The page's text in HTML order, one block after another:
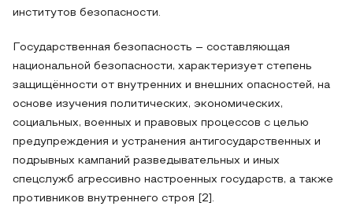
институтов безопасности.
Государственная безопасность – составляющая
национальной безопасности, характеризует степень
защищённости от внутренних и внешних опасностей, на
основе изучения политических, экономических,
социальных, военных и правовых процессов с целью
предупреждения и устранения антигосударственных и
подрывных кампаний разведывательных и иных
спецслужб агрессивно настроенных государств, а также
противников внутреннего строя [2].